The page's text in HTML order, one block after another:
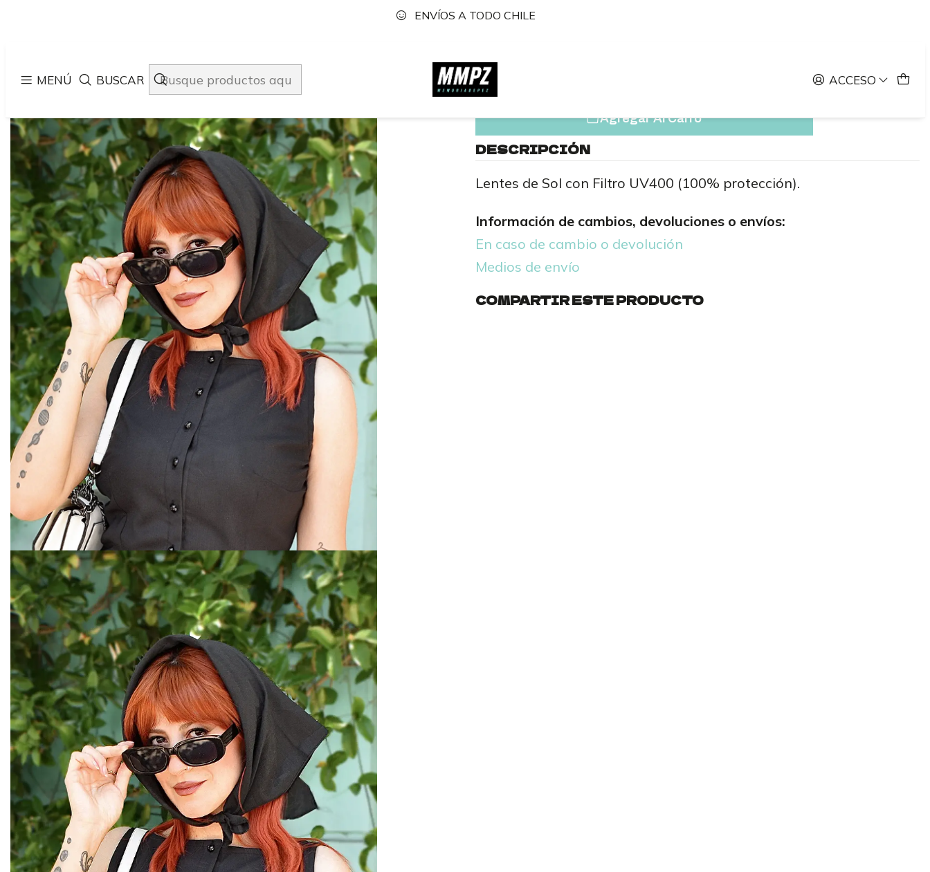
MENÚ BUSCAR ACCESO
ENVÍOS A TODO CHILE
Accesorios Lentes de sol Lentes rectangulares
|
Lentes rectangulares
Agregar Al Carro
DESCRIPCIÓN
Lentes de Sol con Filtro UV400 (100% protección).
Información de cambios, devoluciones o envíos:
En caso de cambio o devolución
Medios de envío
COMPARTIR ESTE PRODUCTO